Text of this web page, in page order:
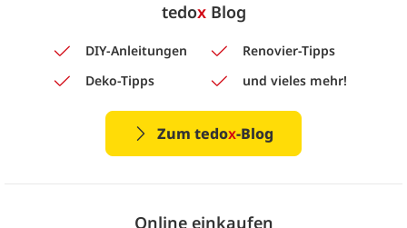
tedoxBlog
DIY-Anleitungen
Renovier-Tipps
Deko-Tipps
und vieles mehr!
Zum tedox-Blog
Online einkaufen